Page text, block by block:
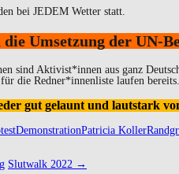
bei JEDEM Wetter statt.
Umsetzung der UN-
sind Aktivist*innen aus ganz
die Redner*innenliste laufen bereits.
gut gelaunt und lautstark
DemonstrationPatricia Koller
Slutwalk 2022 →